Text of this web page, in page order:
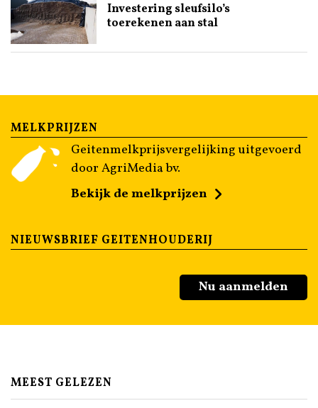
Investering sleufsilo’s
toerekenen aan stal
MELKPRIJZEN
Geitenmelkprijsvergelijking uitgevoerd
door AgriMedia bv.
Bekijk de melkprijzen
NIEUWSBRIEF GEITENHOUDERIJ
Nu aanmelden
MEEST GELEZEN